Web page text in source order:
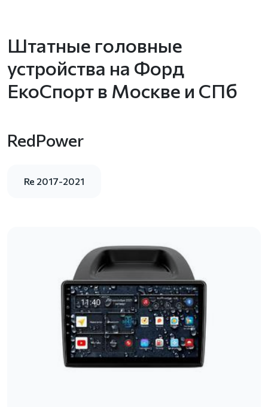
Штатные головные
устройства на Форд
ЕкоСпорт в Москве и СПб
RedPower
Re 2017-2021